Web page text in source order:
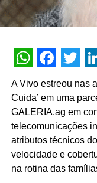
Transmissão:perfil
Participantes:
Desafio 4:
Objetivo: Cumprir
Data/Horário: 16/04,
rotina,
A Vivo estreou nas
Cuida’ em uma
GALERIA.ag em
telecomunicações
atributos técnicos
velocidade e
na rotina das